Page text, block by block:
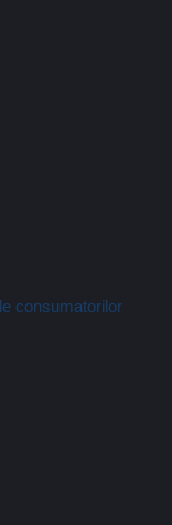
consumatorilor